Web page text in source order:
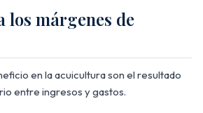
los márgenes de
en la acuicultura son el resultado
entre ingresos y gastos.